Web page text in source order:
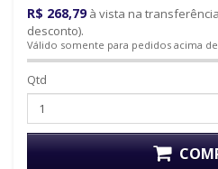
R$ 268,79à vista na
desconto).
Válido somente para pedidos acima de
Qtd